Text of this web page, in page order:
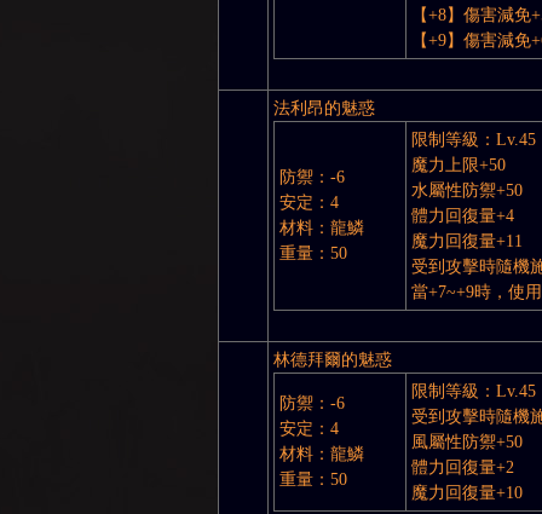
【+8】傷害減免
【+9】傷害減免
法利昂的魅惑
防禦：-6
安定：4
材料：龍鱗
重量：50
限制等級：Lv.45
魔力上限+50
水屬性防禦+50
體力回復量+4
魔力回復量+11
受到攻擊時隨機
當+7~+9時，使
林德拜爾的魅惑
防禦：-6
安定：4
材料：龍鱗
重量：50
限制等級：Lv.45
受到攻擊時隨機
風屬性防禦+50
體力回復量+2
魔力回復量+10